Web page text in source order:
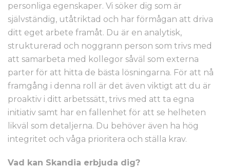
personliga egenskaper. Vi söker dig som är
självständig, utåtriktad och har förmågan att driva
ditt eget arbete framåt. Du är en analytisk,
strukturerad och noggrann person som trivs med
att samarbeta med kollegor såväl som externa
parter för att hitta de bästa lösningarna. För att nå
framgång i denna roll är det även viktigt att du är
proaktiv i ditt arbetssätt, trivs med att ta egna
initiativ samt har en fallenhet för att se helheten
likväl som detaljerna. Du behöver även ha hög
integritet och våga prioritera och ställa krav.
Vad kan Skandia erbjuda dig?